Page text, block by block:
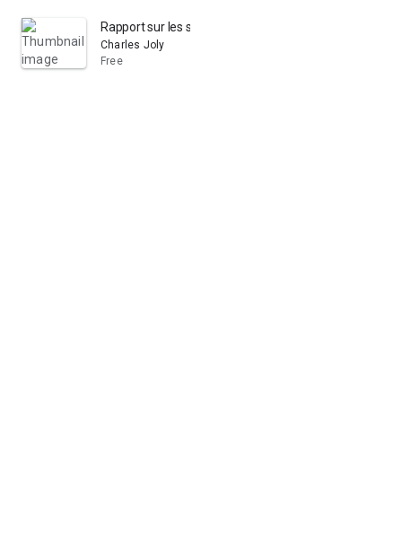
Rapport sur les serres et le matériel de l'horticulture ...
Charles Joly
Free